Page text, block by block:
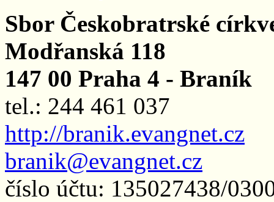
Sbor Českobratrské
Modřanská 118
147 00 Praha 4 - Braník
tel.: 244 461 037
http://branik.evangnet.cz
branik@evangnet.cz
číslo účtu: 135027438/